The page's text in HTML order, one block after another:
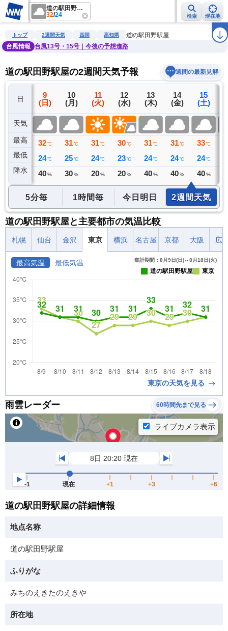
道の駅田野駅屋
32/24 検索 現在地
雨雲レーダー 台風情報 地震情報 警報・注意報 ラ
トップ 2週間天気 四国 高知県
道の駅田野駅屋
台風情報
台風13号・15号｜今後の予想進路
道の駅田野駅屋の2週間天気予報 週間の最新見解
日
天気
最高
最低
降水
8
(土)
32 ℃
25 ℃
0 ミリ
9
(日)
32 ℃
24 ℃
40 %
10
(月)
31 ℃
25 ℃
30 %
11
(火)
31 ℃
24 ℃
20 %
12
(水)
30 ℃
23 ℃
20 %
13
(木)
31 ℃
24 ℃
40 %
14
(金)
31 ℃
24 ℃
40 %
15
(土)
33 ℃
24 ℃
40 %
5分毎 1時間毎 今日明日 2週間天気
道の駅田野駅屋と主要都市の気温比較
札幌 仙台 金沢 東京 横浜 名古屋 京都 大阪 広
最高気温 最低気温 集計期間：8月9日(日)～8月18日(火)
道の駅田野駅屋 東京
東京の天気を見る
雨雲レーダー 60時間先まで見る
道の駅田野駅屋の詳細情報
地点名称
道の駅田野駅屋
ふりがな
みちのえきたのえきや
所在地